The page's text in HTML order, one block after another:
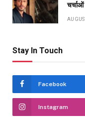
चर्चाओं
Stay In Touch
Facebook
Instagram